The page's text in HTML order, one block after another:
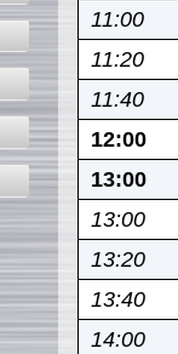
11:00
11:20
11:40
12:00
13:00
13:00
13:20
13:40
14:00